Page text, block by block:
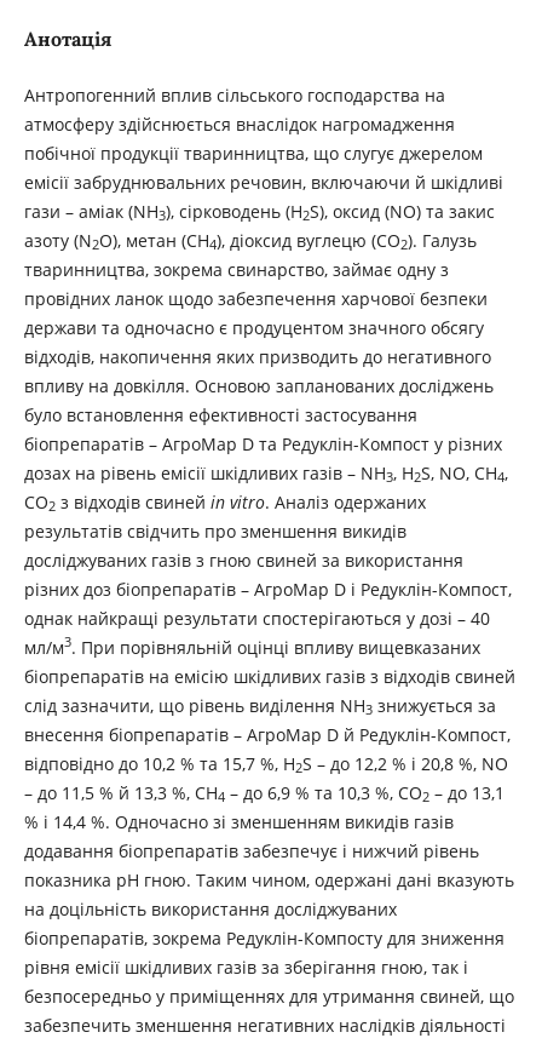
Анотація
Антропогенний вплив сільського господарства на
атмосферу здійснюється внаслідок нагромадження
побічної продукції тваринництва, що слугує джерелом
емісії забруднювальних речовин, включаючи й шкідливі
гази – аміак (NH3), сірководень (H2S), оксид (NO) та закис
азоту (N2O), метан (СН4), діоксид вуглецю (CO2). Галузь
тваринництва, зокрема свинарство, займає одну з
провідних ланок щодо забезпечення харчової безпеки
держави та одночасно є продуцентом значного обсягу
відходів, накопичення яких призводить до негативного
впливу на довкілля. Основою запланованих досліджень
було встановлення ефективності застосування
біопрепаратів – АгроМар D та Редуклін-Компост у різних
дозах на рівень емісії шкідливих газів – NH3, H2S, NO, СН4,
CO2з відходів свиней in vitro. Аналіз одержаних
результатів свідчить про зменшення викидів
досліджуваних газів з гною свиней за використання
різних доз біопрепаратів – АгроМар D і Редуклін-Компост,
однак найкращі результати спостерігаються у дозі – 40
мл/м3. При порівняльній оцінці впливу вищевказаних
біопрепаратів на емісію шкідливих газів з відходів свиней
слід зазначити, що рівень виділення NH3знижується за
внесення біопрепаратів – АгроМар D й Редуклін-Компост,
відповідно до 10,2 % та 15,7 %, H2S – до 12,2 % і 20,8 %, NO
– до 11,5 % й 13,3 %, СН4 – до 6,9 % та 10,3 %, CO2– до 13,1
% і 14,4 %. Одночасно зі зменшенням викидів газів
додавання біопрепаратів забезпечує і нижчий рівень
показника рН гною. Таким чином, одержані дані вказують
на доцільність використання досліджуваних
біопрепаратів, зокрема Редуклін-Компосту для зниження
рівня емісії шкідливих газів за зберігання гною, так і
безпосередньо у приміщеннях для утримання свиней, що
забезпечить зменшення негативних наслідків діяльності